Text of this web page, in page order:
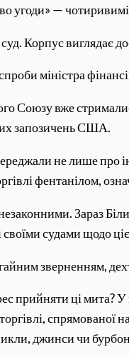
угоди» —
Корпус виглядає
міністра
Союзу вже
запозичень США.
не лише
фентанілом,
незаконними. Зараз
судами щодо
зверненням,
прийняти ці мита?
спрямованої
джинси чи